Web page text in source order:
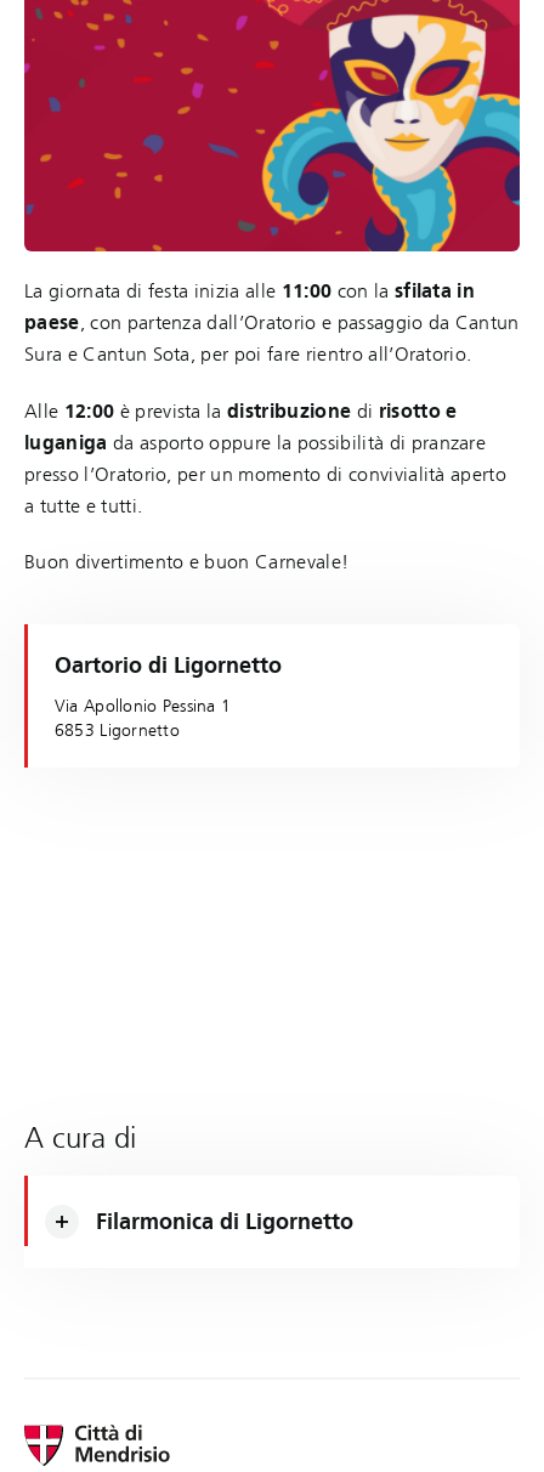
La giornata di festa inizia alle 11:00 con la sfilata in
paese, con partenza dall’Oratorio e passaggio da Cantun
Sura e Cantun Sota, per poi fare rientro all’Oratorio.
Alle 12:00 è prevista ladistribuzione di risotto e
luganiga da asporto oppure la possibilità di pranzare
presso l’Oratorio, per un momento di convivialità aperto
a tutte e tutti.
Buon divertimento e buon Carnevale!
Oartorio di Ligornetto
Via Apollonio Pessina 1
6853 Ligornetto
A cura di
Filarmonica di Ligornetto